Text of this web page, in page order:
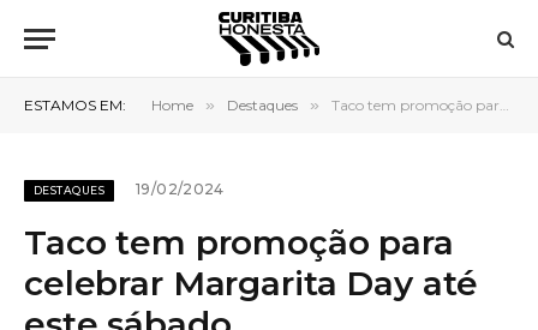
ESTAMOS EM: Home » Destaques » Taco tem promoção para celebrar Margarita Day até este sábado
DESTAQUES 19/02/2024
Taco tem promoção para
celebrar Margarita Day até